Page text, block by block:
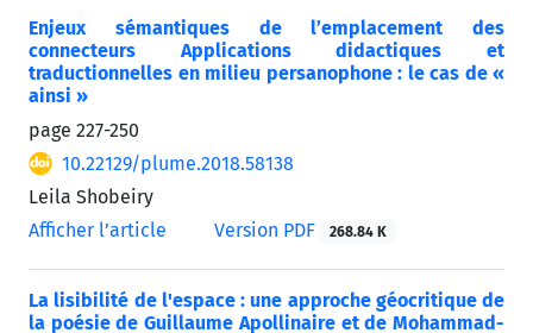
Enjeux sémantiques de l’emplacement des
connecteurs Applications didactiques et
traductionnelles en milieu persanophone : le cas de «
ainsi »
page 227-250
10.22129/plume.2018.58138
Leila Shobeiry
Afficher l’article
Version PDF 268.84 K
La lisibilité de l'espace : une approche géocritique de
la poésie de Guillaume Apollinaire et de Mohammad-